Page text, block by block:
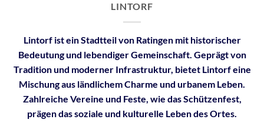
LINTORF
Lintorf ist ein Stadtteil von Ratingen mit historischer
Bedeutung und lebendiger Gemeinschaft. Geprägt von
Tradition und moderner Infrastruktur, bietet Lintorf eine
Mischung aus ländlichem Charme und urbanem Leben.
Zahlreiche Vereine und Feste, wie das Schützenfest,
prägen das soziale und kulturelle Leben des Ortes.